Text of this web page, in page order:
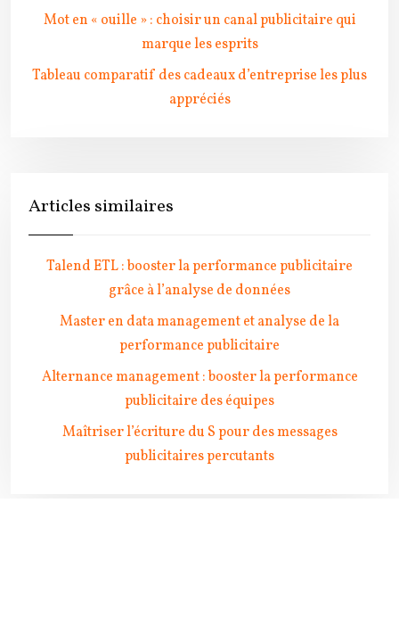
Mot en « ouille » : choisir un canal publicitaire qui
marque les esprits
Tableau comparatif des cadeaux d’entreprise les plus
appréciés
Articles similaires
Talend ETL : booster la performance publicitaire
grâce à l’analyse de données
Master en data management et analyse de la
performance publicitaire
Alternance management : booster la performance
publicitaire des équipes
Maîtriser l’écriture du S pour des messages
publicitaires percutants